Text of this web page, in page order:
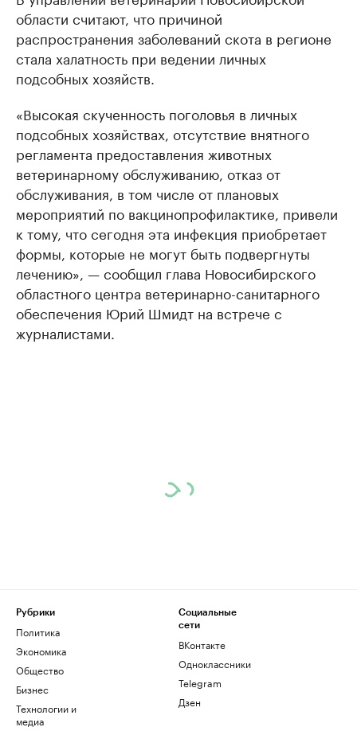
области считают, что причиной
распространения заболеваний скота в регионе
стала халатность при ведении личных
подсобных хозяйств.
«Высокая скученность поголовья в личных
подсобных хозяйствах, отсутствие внятного
регламента предоставления животных
ветеринарному обслуживанию, отказ от
обслуживания, в том числе от плановых
мероприятий по вакцинопрофилактике, привели
к тому, что сегодня эта инфекция приобретает
формы, которые не могут быть подвергнуты
лечению», — сообщил глава Новосибирского
областного центра ветеринарно-санитарного
обеспечения Юрий Шмидт на встрече с
журналистами.
Рубрики
Политика
Экономика
Общество
Бизнес
Технологии и
медиа
Социальные
сети
ВКонтакте
Одноклассники
Telegram
Дзен